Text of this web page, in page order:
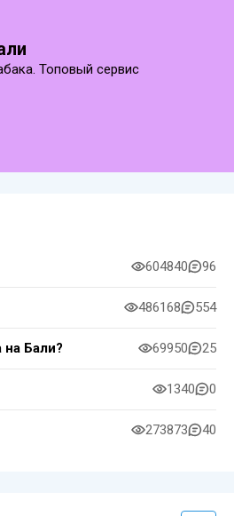
Топовый сервис
604840 96
486168 554
на Бали? 69950 25
1340 0
273873 40